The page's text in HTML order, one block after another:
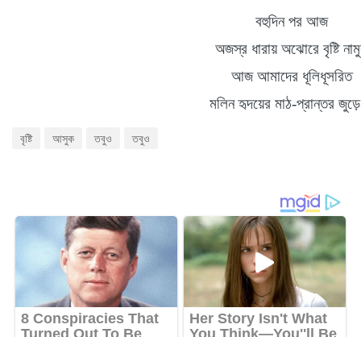
বহুদিন পর আজ
অজস্র ধারায় অঝোরে বৃষ্টি
আজ আমাদের ধূলিধূসরিত
মলিন হৃদয়ের মাঠ-প্রান্তর জুড়ে
বৃষ্টি আসুক তবুও তবুও